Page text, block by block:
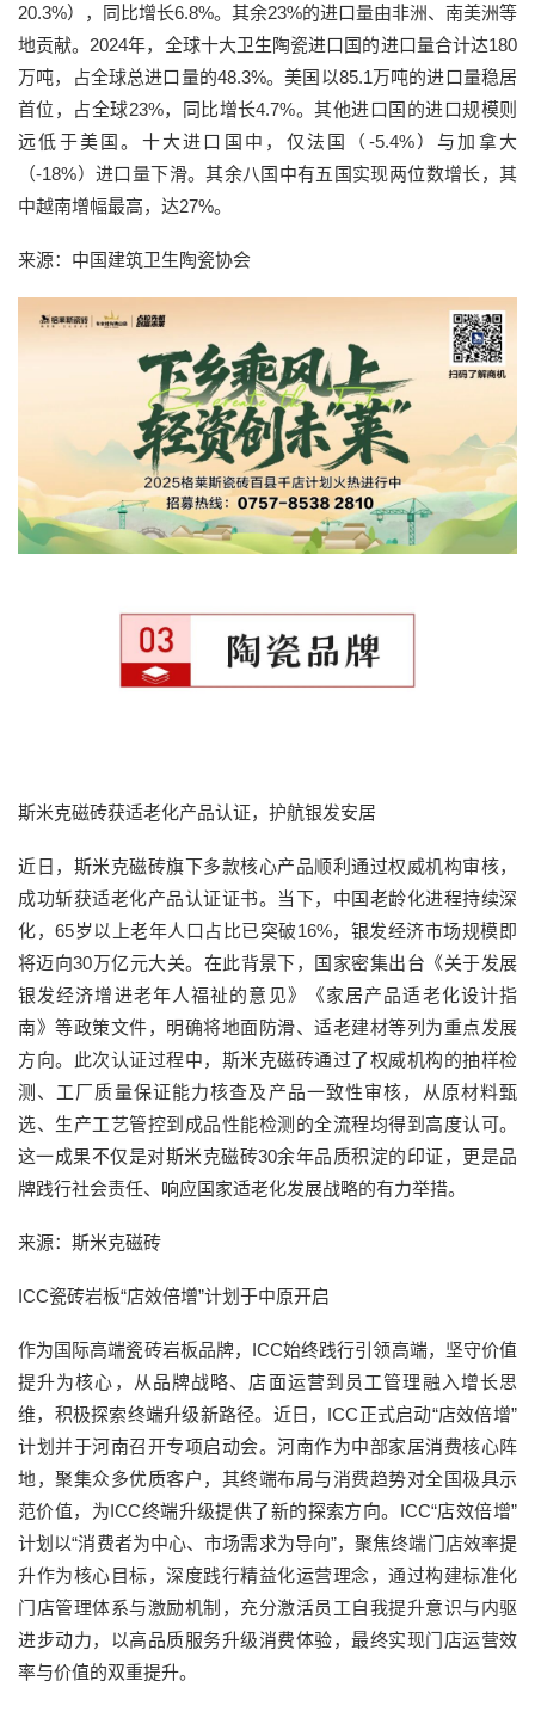
20.3%），同比增长6.8%。其余23%的进口量由非洲、南美洲等
地贡献。2024年，全球十大卫生陶瓷进口国的进口量合计达180
万吨，占全球总进口量的48.3%。美国以85.1万吨的进口量稳居
首位，占全球23%，同比增长4.7%。其他进口国的进口规模则
远低于美国。十大进口国中，仅法国（-5.4%）与加拿大
（-18%）进口量下滑。其余八国中有五国实现两位数增长，其
中越南增幅最高，达27%。
来源：中国建筑卫生陶瓷协会
斯米克磁砖获适老化产品认证，护航银发安居
近日，斯米克磁砖旗下多款核心产品顺利通过权威机构审核，
成功斩获适老化产品认证证书。当下，中国老龄化进程持续深
化，65岁以上老年人口占比已突破16%，银发经济市场规模即
将迈向30万亿元大关。在此背景下，国家密集出台《关于发展
银发经济增进老年人福祉的意见》《家居产品适老化设计指
南》等政策文件，明确将地面防滑、适老建材等列为重点发展
方向。此次认证过程中，斯米克磁砖通过了权威机构的抽样检
测、工厂质量保证能力核查及产品一致性审核，从原材料甄
选、生产工艺管控到成品性能检测的全流程均得到高度认可。
这一成果不仅是对斯米克磁砖30余年品质积淀的印证，更是品
牌践行社会责任、响应国家适老化发展战略的有力举措。
来源：斯米克磁砖
ICC瓷砖岩板“店效倍增”计划于中原开启
作为国际高端瓷砖岩板品牌，ICC始终践行引领高端，坚守价值
提升为核心，从品牌战略、店面运营到员工管理融入增长思
维，积极探索终端升级新路径。近日，ICC正式启动“店效倍增”
计划并于河南召开专项启动会。河南作为中部家居消费核心阵
地，聚集众多优质客户，其终端布局与消费趋势对全国极具示
范价值，为ICC终端升级提供了新的探索方向。ICC“店效倍增”
计划以“消费者为中心、市场需求为导向”，聚焦终端门店效率提
升作为核心目标，深度践行精益化运营理念，通过构建标准化
门店管理体系与激励机制，充分激活员工自我提升意识与内驱
进步动力，以高品质服务升级消费体验，最终实现门店运营效
率与价值的双重提升。